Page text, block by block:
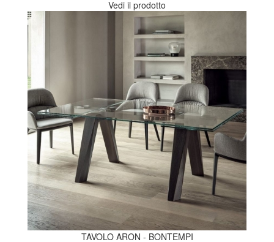
Vedi il prodotto
TAVOLO ARON - BONTEMPI